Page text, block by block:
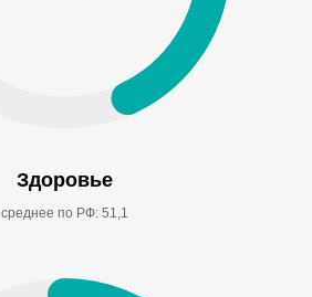
Здоровье
среднее по РФ: 51,1